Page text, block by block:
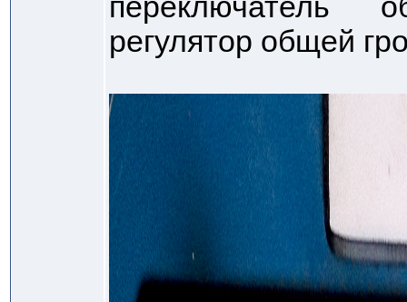
переключатель
регулятор общей